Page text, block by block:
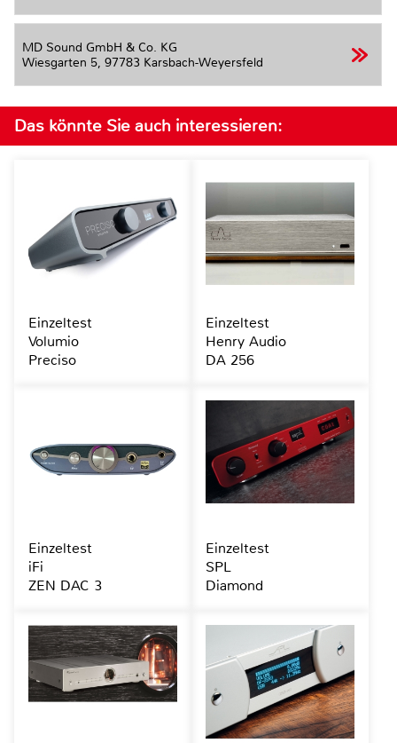
MD Sound GmbH & Co. KG
Wiesgarten 5, 97783 Karsbach-Weyersfeld
Das könnte Sie auch interessieren:
Einzeltest
Volumio
Preciso
Einzeltest
Henry Audio
DA 256
Einzeltest
iFi
ZEN DAC 3
Einzeltest
SPL
Diamond